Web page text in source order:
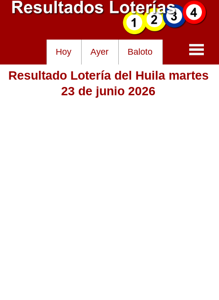
Hoy Ayer Baloto
Baloto
Resultado Lotería del Huila martes
23 de junio 2026